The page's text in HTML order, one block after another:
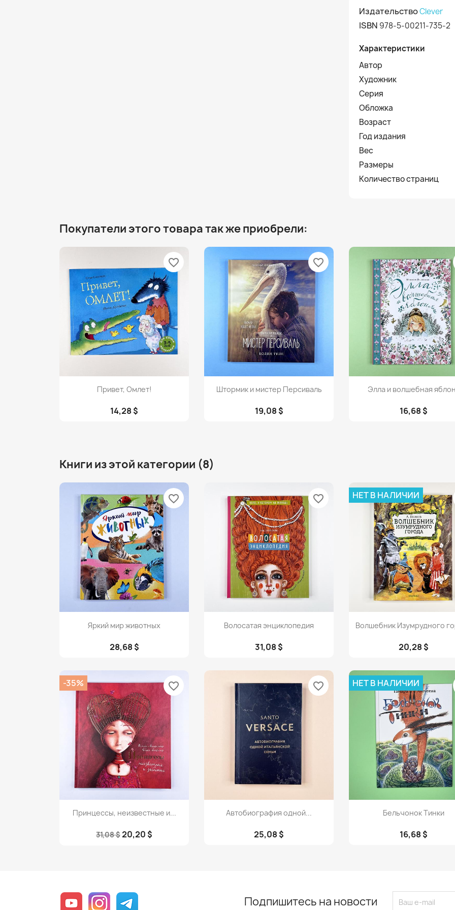
ИздательствоClever
ISBN 978-5-00211-735-2
Характеристики
Автор
Художник
Серия
Обложка
Возраст
Год издания
Вес
Размеры
Количество страниц
Покупатели этого товара так же приобрели:
Просмотр
Привет, Омлет!
14,28 $
favorite_border
Просмотр
Штормик и мистер Персиваль
19,08 $
favorite_border
Просмотр
Элла и волшебная
16,68 $
Книги из этой категории (8)
Просмотр
Яркий мир животных
28,68 $
favorite_border
Просмотр
Волосатая энциклопедия
31,08 $
favorite_border
Просмотр
Волшебник Изумрудного
20,28 $
НЕТ В НАЛИЧИИ
Просмотр
Принцессы, неизвестные и...
31,08 $20,20 $
-35% favorite_border
Просмотр
Автобиография одной...
25,08 $
favorite_border
Просмотр
Бельчонок Тинки
16,68 $
НЕТ В НАЛИЧИИ
YouTube Instagram Подпишитесь на новости